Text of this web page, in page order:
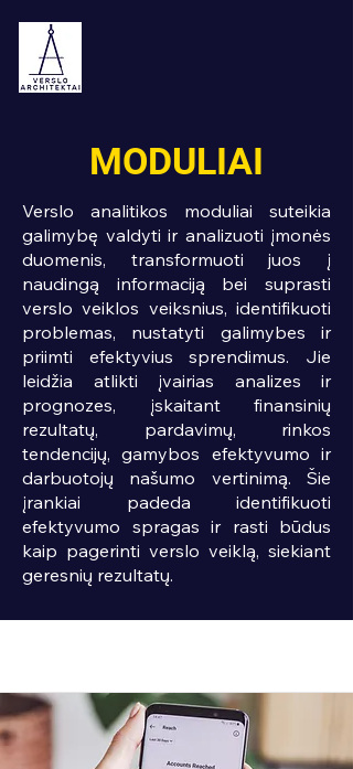
MODULIAI
Verslo analitikos moduliai suteikia
galimybę valdyti ir analizuoti įmonės
duomenis, transformuoti juos į
naudingą informaciją bei suprasti
verslo veiklos veiksnius, identifikuoti
problemas, nustatyti galimybes ir
priimti efektyvius sprendimus. Jie
leidžia atlikti įvairias analizes ir
prognozes, įskaitant finansinių
rezultatų, pardavimų, rinkos
tendencijų, gamybos efektyvumo ir
darbuotojų našumo vertinimą. Šie
įrankiai padeda identifikuoti
efektyvumo spragas ir rasti būdus
kaip pagerinti verslo veiklą, siekiant
geresnių rezultatų.